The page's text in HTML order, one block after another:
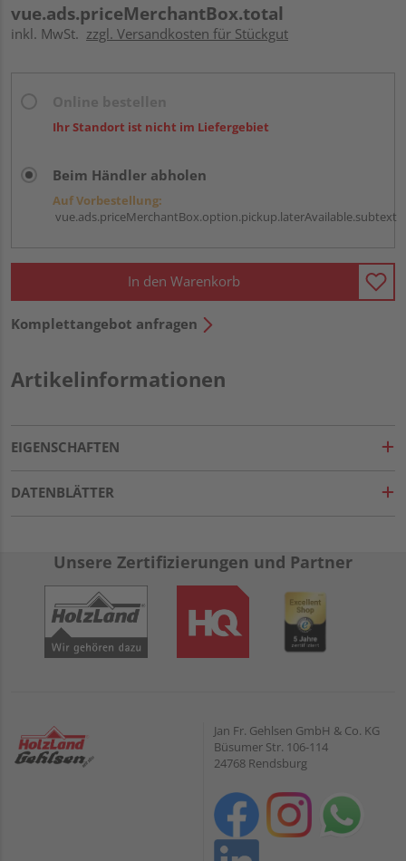
vue.ads.priceMerchantBox.total
inkl. MwSt. zzgl. Versandkosten für Stückgut
Ihr Standort ist nicht im Liefergebiet
Beim Händler abholen
Auf Vorbestellung:
vue.ads.priceMerchantBox.option.pickup.laterAvailable.subtext
In den Warenkorb
Komplettangebot anfragen
Artikelinformationen
EIGENSCHAFTEN
DATENBLÄTTER
Unsere Zertifizierungen und Partner
Jan Fr. Gehlsen GmbH & Co. KG
Büsumer Str. 106-114
24768 Rendsburg